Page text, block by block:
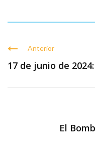
Anterior
17 de junio de 2024:
El